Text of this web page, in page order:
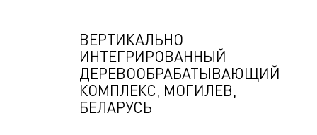
ВЕРТИКАЛЬНО
ИНТЕГРИРОВАННЫЙ
ДЕРЕВООБРАБАТЫВАЮЩИЙ
КОМПЛЕКС, МОГИЛЕВ,
БЕЛАРУСЬ